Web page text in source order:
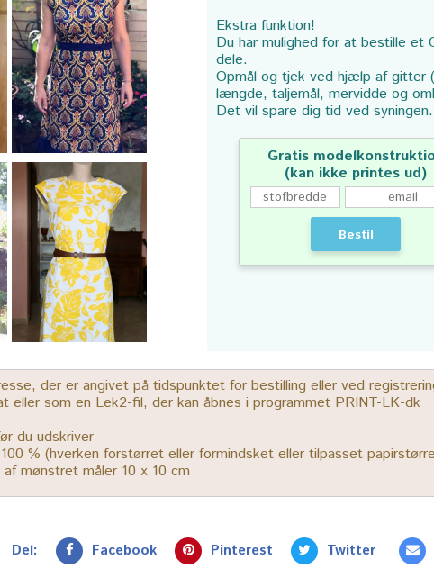
Ekstra funktion!
Du har mulighed for at bestille et
dele.
Opmål og tjek ved hjælp af gitter
længde, taljemål, mervidde og
Det vil spare dig tid ved
Gratis
(kan ikke printes ud)
Bestil
der er angivet på tidspunktet for bestilling eller ved
eller som en Lek2-fil, der kan åbnes i programmet PRINT-LK-dk
du udskriver
% (hverken forstørret eller formindsket eller tilpasset
mønstret måler 10 x 10 cm
Del: Facebook Pinterest Twitter